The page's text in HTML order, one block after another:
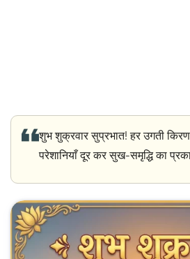
शुभ शुक्रवार सुप्रभात! हर उगती
परेशानियाँ दूर कर सुख-समृद्धि का